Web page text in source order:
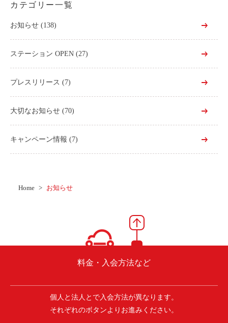
カテゴリー一覧
お知らせ (138)
ステーション OPEN (27)
プレスリリース (7)
大切なお知らせ (70)
キャンペーン情報 (7)
Home お知らせ
料金・入会方法など
個人と法人とで入会方法が異なります。
それぞれのボタンよりお進みください。